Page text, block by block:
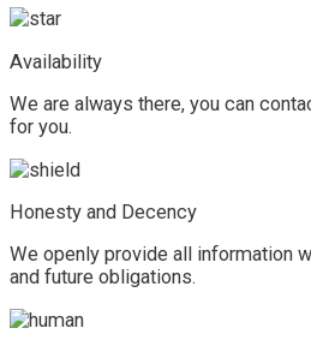
Availability
We are always there, you can
for you.
Honesty and Decency
We openly provide all information
and future obligations.